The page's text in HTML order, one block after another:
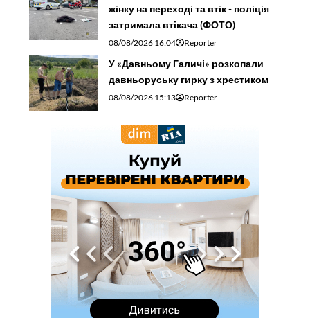
жінку на переході та втік - поліція
затримала втікача (ФОТО)
08/08/2026 16:04 Reporter
У «Давньому Галичі» розкопали
давньоруську гирку з хрестиком
08/08/2026 15:13 Reporter